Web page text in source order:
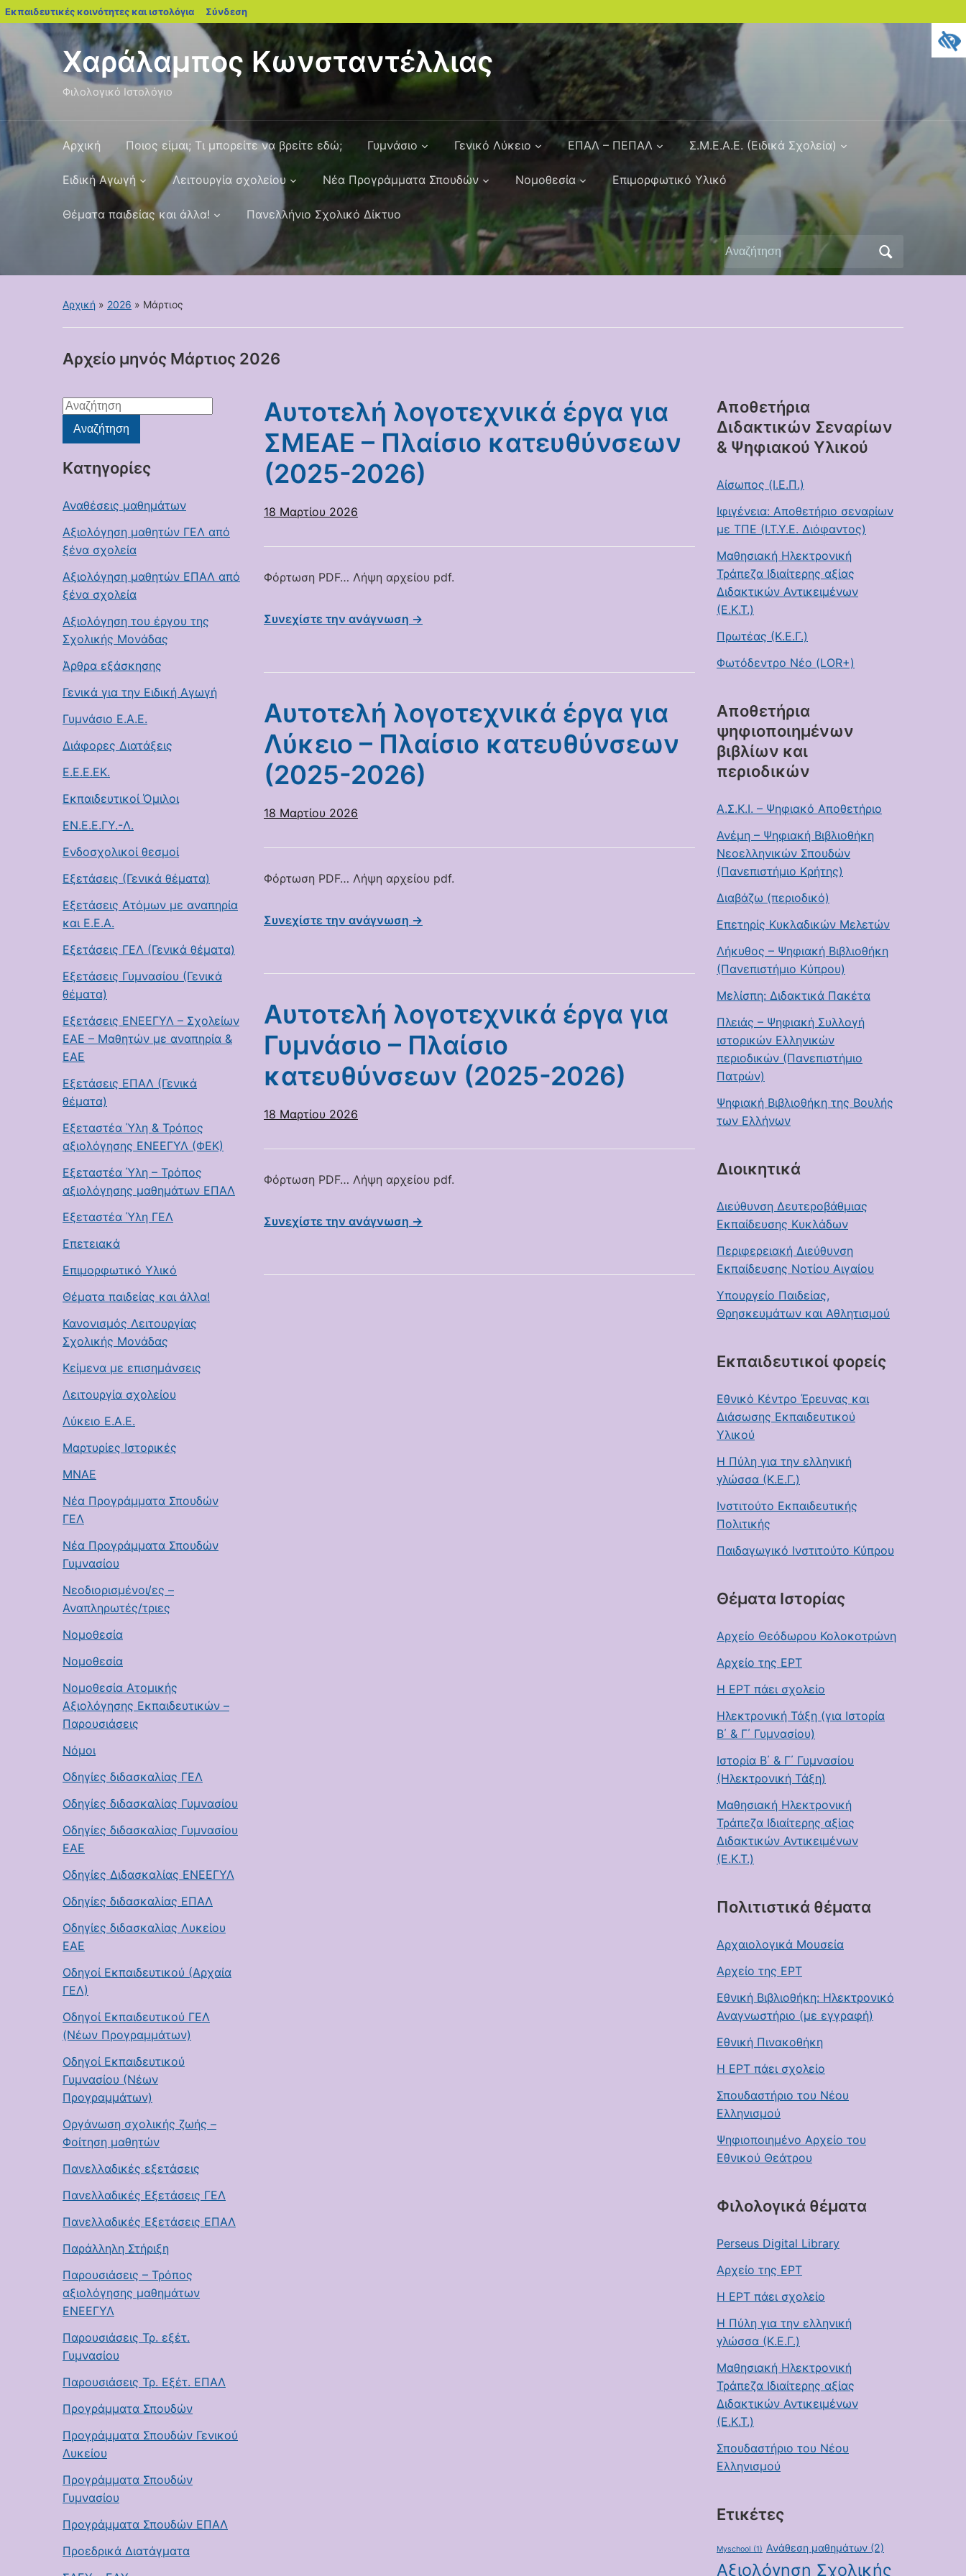
Εκπαιδευτικές κοινότητες και ιστολόγια blogs.sch.gr
Σύνδεση
Χαράλαμπος Κωνσταντέλλιας
Φιλολογικό Ιστολόγιο
Αρχική Ποιος είμαι; Τι μπορείτε να βρείτε εδώ; Γυμνάσιο Γενικό Λύκειο ΕΠΑΛ – ΠΕΠΑΛ Σ.Μ.Ε.Α.Ε. (Ειδικά Σχολεία)
Ειδική Αγωγή Λειτουργία σχολείου Νέα Προγράμματα Σπουδών Νομοθεσία Επιμορφωτικό Υλικό
Θέματα παιδείας και άλλα! Πανελλήνιο Σχολικό Δίκτυο
Αναζήτηση
για:
Αρχική » 2026 » Μάρτιος
Αρχείο μηνός Μάρτιος 2026
Αναζήτηση
για:Αναζήτηση
Kατηγορίες
Αναθέσεις μαθημάτων
Αξιολόγηση μαθητών ΓΕΛ από
ξένα σχολεία
Αξιολόγηση μαθητών ΕΠΑΛ από
ξένα σχολεία
Αξιολόγηση του έργου της
Σχολικής Μονάδας
Άρθρα εξάσκησης
Γενικά για την Ειδική Αγωγή
Γυμνάσιο Ε.Α.Ε.
Διάφορες Διατάξεις
Ε.Ε.Ε.ΕΚ.
Εκπαιδευτικοί Όμιλοι
ΕΝ.Ε.Ε.ΓΥ.-Λ.
Ενδοσχολικοί θεσμοί
Εξετάσεις (Γενικά θέματα)
Εξετάσεις Ατόμων με αναπηρία
και Ε.Ε.Α.
Εξετάσεις ΓΕΛ (Γενικά θέματα)
Εξετάσεις Γυμνασίου (Γενικά
θέματα)
Εξετάσεις ΕΝΕΕΓΥΛ – Σχολείων
ΕΑΕ – Μαθητών με αναπηρία &
ΕΑΕ
Εξετάσεις ΕΠΑΛ (Γενικά
θέματα)
Εξεταστέα Ύλη & Τρόπος
αξιολόγησης ΕΝΕΕΓΥΛ (ΦΕΚ)
Εξεταστέα Ύλη – Τρόπος
αξιολόγησης μαθημάτων ΕΠΑΛ
Εξεταστέα Ύλη ΓΕΛ
Επετειακά
Επιμορφωτικό Υλικό
Θέματα παιδείας και άλλα!
Κανονισμός Λειτουργίας
Σχολικής Μονάδας
Κείμενα με επισημάνσεις
Λειτουργία σχολείου
Λύκειο Ε.Α.Ε.
Μαρτυρίες Ιστορικές
ΜΝΑΕ
Νέα Προγράμματα Σπουδών
ΓΕΛ
Νέα Προγράμματα Σπουδών
Γυμνασίου
Νεοδιορισμένοι/ες –
Αναπληρωτές/τριες
Νομοθεσία
Νομοθεσία
Νομοθεσία Ατομικής
Αξιολόγησης Εκπαιδευτικών –
Παρουσιάσεις
Νόμοι
Οδηγίες διδασκαλίας ΓΕΛ
Οδηγίες διδασκαλίας Γυμνασίου
Οδηγίες διδασκαλίας Γυμνασίου
ΕΑΕ
Οδηγίες Διδασκαλίας ΕΝΕΕΓΥΛ
Οδηγίες διδασκαλίας ΕΠΑΛ
Οδηγίες διδασκαλίας Λυκείου
ΕΑΕ
Οδηγοί Εκπαιδευτικού (Αρχαία
ΓΕΛ)
Οδηγοί Εκπαιδευτικού ΓΕΛ
(Νέων Προγραμμάτων)
Οδηγοί Εκπαιδευτικού
Γυμνασίου (Νέων
Προγραμμάτων)
Οργάνωση σχολικής ζωής –
Φοίτηση μαθητών
Πανελλαδικές εξετάσεις
Πανελλαδικές Εξετάσεις ΓΕΛ
Πανελλαδικές Εξετάσεις ΕΠΑΛ
Παράλληλη Στήριξη
Παρουσιάσεις – Τρόπος
αξιολόγησης μαθημάτων
ΕΝΕΕΓΥΛ
Παρουσιάσεις Τρ. εξέτ.
Γυμνασίου
Παρουσιάσεις Τρ. Εξέτ. ΕΠΑΛ
Προγράμματα Σπουδών
Προγράμματα Σπουδών Γενικού
Λυκείου
Προγράμματα Σπουδών
Γυμνασίου
Προγράμματα Σπουδών ΕΠΑΛ
Προεδρικά Διατάγματα
Αυτοτελή λογοτεχνικά έργα για
ΣΜΕΑΕ – Πλαίσιο κατευθύνσεων
(2025-2026)
18 Μαρτίου 2026
Φόρτωση PDF… Λήψη αρχείου pdf.
Συνεχίστε την ανάγνωση →
Αυτοτελή λογοτεχνικά έργα για
Λύκειο – Πλαίσιο κατευθύνσεων
(2025-2026)
18 Μαρτίου 2026
Φόρτωση PDF… Λήψη αρχείου pdf.
Συνεχίστε την ανάγνωση →
Αυτοτελή λογοτεχνικά έργα για
Γυμνάσιο – Πλαίσιο
κατευθύνσεων (2025-2026)
18 Μαρτίου 2026
Φόρτωση PDF… Λήψη αρχείου pdf.
Συνεχίστε την ανάγνωση →
Αποθετήρια
Διδακτικών Σεναρίων
& Ψηφιακού Υλικού
Αίσωπος (Ι.Ε.Π.)
Ιφιγένεια: Αποθετήριο σεναρίων
με ΤΠΕ (Ι.Τ.Υ.Ε. Διόφαντος)
Μαθησιακή Ηλεκτρονική
Τράπεζα Ιδιαίτερης αξίας
Διδακτικών Αντικειμένων
(Ε.Κ.Τ.)
Πρωτέας (Κ.Ε.Γ.)
Φωτόδεντρο Νέο (LOR+)
Αποθετήρια
ψηφιοποιημένων
βιβλίων και
περιοδικών
Α.Σ.Κ.Ι. – Ψηφιακό Αποθετήριο
Ανέμη – Ψηφιακή Βιβλιοθήκη
Νεοελληνικών Σπουδών
(Πανεπιστήμιο Κρήτης)
Διαβάζω (περιοδικό)
Επετηρίς Κυκλαδικών Μελετών
Λήκυθος – Ψηφιακή Βιβλιοθήκη
(Πανεπιστήμιο Κύπρου)
Μελίσπη: Διδακτικά Πακέτα
Πλειάς – Ψηφιακή Συλλογή
ιστορικών Ελληνικών
περιοδικών (Πανεπιστήμιο
Πατρών)
Ψηφιακή Βιβλιοθήκη της Βουλής
των Ελλήνων
Διοικητικά
Διεύθυνση Δευτεροβάθμιας
Εκπαίδευσης Κυκλάδων
Περιφερειακή Διεύθυνση
Εκπαίδευσης Νοτίου Αιγαίου
Υπουργείο Παιδείας,
Θρησκευμάτων και Αθλητισμού
Εκπαιδευτικοί φορείς
Εθνικό Κέντρο Έρευνας και
Διάσωσης Εκπαιδευτικού
Υλικού
Η Πύλη για την ελληνική
γλώσσα (Κ.Ε.Γ.)
Ινστιτούτο Εκπαιδευτικής
Πολιτικής
Παιδαγωγικό Ινστιτούτο Κύπρου
Θέματα Ιστορίας
Αρχείο Θεόδωρου Κολοκοτρώνη
Αρχείο της ΕΡΤ
Η ΕΡΤ πάει σχολείο
Ηλεκτρονική Τάξη (για Ιστορία
Β΄ & Γ΄ Γυμνασίου)
Ιστορία Β΄ & Γ΄ Γυμνασίου
(Ηλεκτρονική Τάξη)
Μαθησιακή Ηλεκτρονική
Τράπεζα Ιδιαίτερης αξίας
Διδακτικών Αντικειμένων
(Ε.Κ.Τ.)
Πολιτιστικά θέματα
Αρχαιολογικά Μουσεία
Αρχείο της ΕΡΤ
Εθνική Βιβλιοθήκη: Ηλεκτρονικό
Αναγνωστήριο (με εγγραφή)
Εθνική Πινακοθήκη
Η ΕΡΤ πάει σχολείο
Σπουδαστήριο του Νέου
Ελληνισμού
Ψηφιοποιημένο Αρχείο του
Εθνικού Θεάτρου
Φιλολογικά θέματα
Perseus Digital Library
Αρχείο της ΕΡΤ
Η ΕΡΤ πάει σχολείο
Η Πύλη για την ελληνική
γλώσσα (Κ.Ε.Γ.)
Μαθησιακή Ηλεκτρονική
Τράπεζα Ιδιαίτερης αξίας
Διδακτικών Αντικειμένων
(Ε.Κ.Τ.)
Σπουδαστήριο του Νέου
Ελληνισμού
Ετικέτες
Myschool (1) Ανάθεση μαθημάτων (2)
Αξιολόγηση Σχολικής